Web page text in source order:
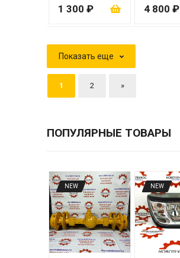
1 300 ₽ 4 800 ₽
Показать еще
1 2 »
ПОПУЛЯРНЫЕ ТОВАРЫ
NEW NEW